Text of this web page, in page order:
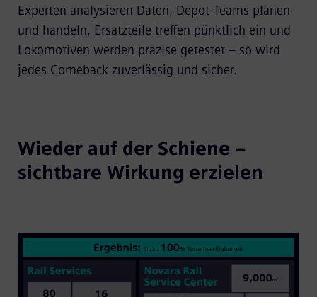
Experten analysieren Daten, Depot-Teams planen
und handeln, Ersatzteile treffen pünktlich ein und
Lokomotiven werden präzise getestet – so wird
jedes Comeback zuverlässig und sicher.
Wieder auf der Schiene –
sichtbare Wirkung erzielen